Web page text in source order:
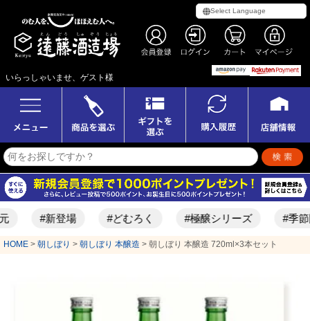
いらっしゃいませ、ゲスト様
登場 #どむろく #極醸シリーズ #季節限定酒
HOME 朝しぼり 朝しぼり 本醸造 朝しぼり 本醸造 720ml×3本セット